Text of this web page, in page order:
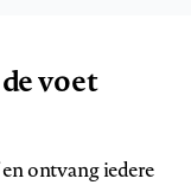
voet
ontvang iedere